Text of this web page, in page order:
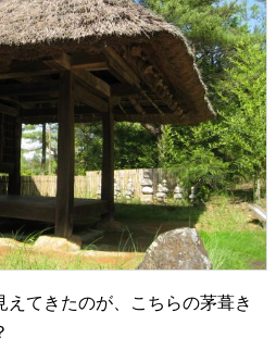
てきたのが、こちらの茅葺き